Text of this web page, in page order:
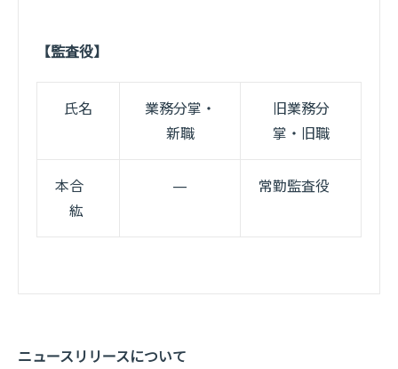
【監査役】
氏名
業務分掌・
新職
旧業務分
掌・旧職
本合
紘
— 常勤監査役
ニュースリリースについて